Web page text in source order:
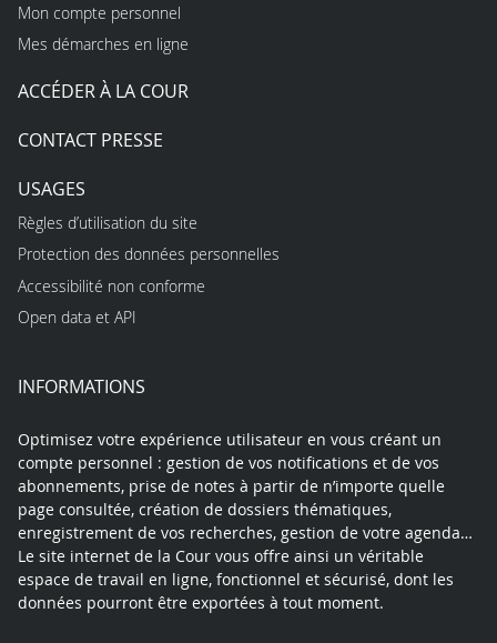
Mon compte personnel
Mes démarches en ligne
ACCÉDER À LA COUR
CONTACT PRESSE
USAGES
Règles d’utilisation du site
Protection des données personnelles
Accessibilité non conforme
Open data et API
INFORMATIONS
Optimisez votre expérience utilisateur en vous créant un
compte personnel : gestion de vos notifications et de vos
abonnements, prise de notes à partir de n’importe quelle
page consultée, création de dossiers thématiques,
enregistrement de vos recherches, gestion de votre agenda…
Le site internet de la Cour vous offre ainsi un véritable
espace de travail en ligne, fonctionnel et sécurisé, dont les
données pourront être exportées à tout moment.